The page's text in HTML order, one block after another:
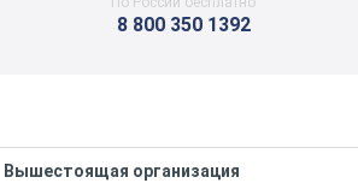
8 800 350 1392
Вышестоящая организация